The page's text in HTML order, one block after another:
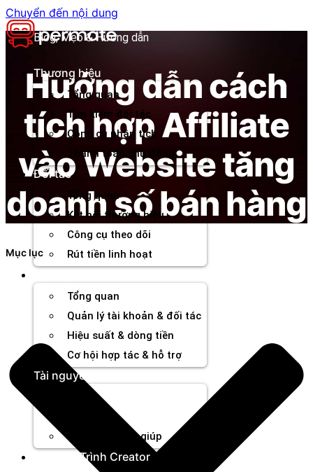
Chuyển đến nội dung
Thương hiệu
Tổng quan
Tìm kiếm đối tác
Công cụ phân tích
Thanh toán chủ động
Đối tác
Tổng quan
Kết nối thương hiệu
Công cụ theo dõi
Rút tiền linh hoạt
Tổng quan
Quản lý tài khoản & đối tác
Hiệu suất & dòng tiền
Cơ hội hợp tác & hỗ trợ
Tài nguyên
Trung tâm trợ giúp
Chương Trình Creator
Blog, Mẹo & Hướng dẫn
Hướng dẫn cách
tích hợp Affiliate
vào Website tăng
doanh số bán hàng
Mục lục